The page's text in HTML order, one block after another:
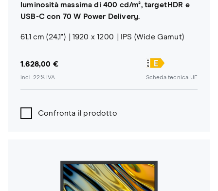
luminosità massima di 400 cd/m², targetHDR e
USB-C con 70 W Power Delivery.
61,1 cm (24,1") 1920 x 1200 IPS (Wide Gamut)
1.628,00 €
incl. 22% IVA Scheda tecnica UE
Confronta il prodotto